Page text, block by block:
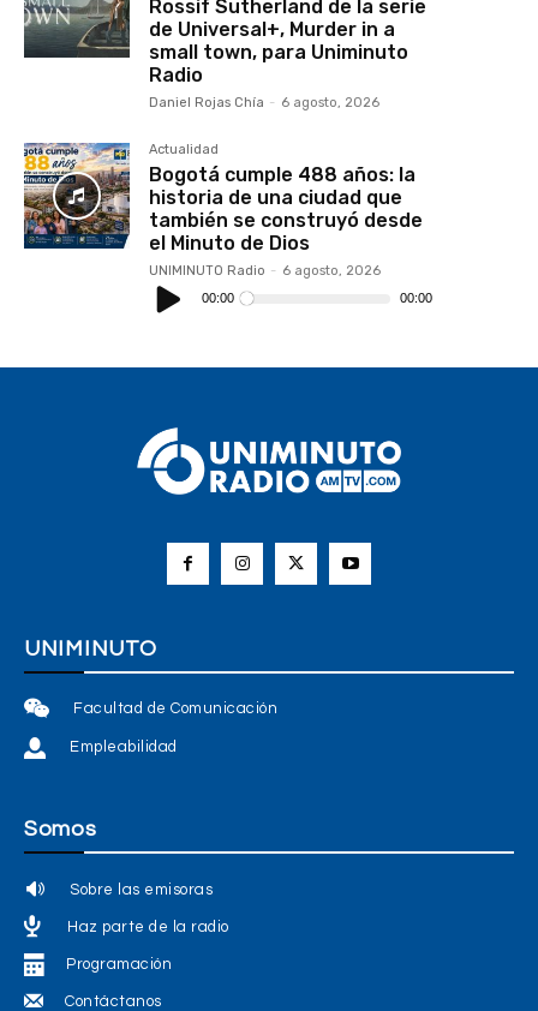
Rossif Sutherland de la serie
de Universal+, Murder in a
small town, para Uniminuto
Radio
Daniel Rojas Chía - 6 agosto, 2026
Actualidad
Bogotá cumple 488 años: la
historia de una ciudad que
también se construyó desde
el Minuto de Dios
UNIMINUTO Radio - 6 agosto, 2026
Reproductor
de
audio
00:00 00:00
UNIMINUTO
Facultad de Comunicación
Empleabilidad
Somos
Sobre las emisoras
Haz parte de la radio
Programación
Contáctanos